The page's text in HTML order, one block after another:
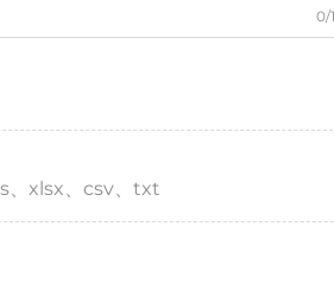
0/
xlsx、csv、txt